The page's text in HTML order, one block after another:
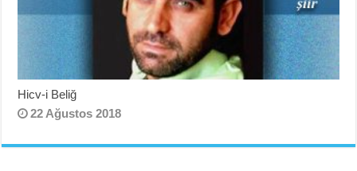
Hicv-i Beliğ
22 Ağustos 2018